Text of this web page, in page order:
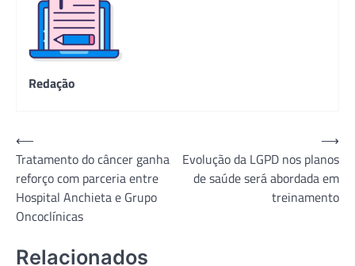
Redação
Navegação
de
Post
⟵
Tratamento do câncer ganha
reforço com parceria entre
Hospital Anchieta e Grupo
Oncoclínicas
Evolução da LGPD nos planos
de saúde será abordada em
treinamento
⟶
Relacionados